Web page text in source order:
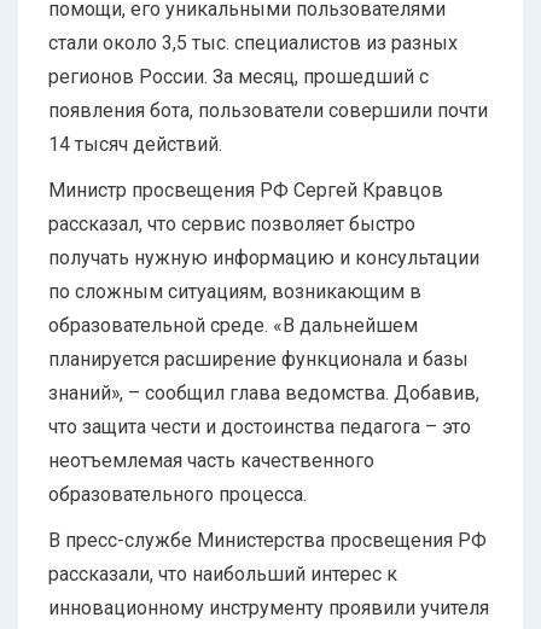
помощи, его уникальными пользователями
стали около 3,5 тыс. специалистов из разных
регионов России. За месяц, прошедший с
появления бота, пользователи совершили почти
14 тысяч действий.
Министр просвещения РФ Сергей Кравцов
рассказал, что сервис позволяет быстро
получать нужную информацию и консультации
по сложным ситуациям, возникающим в
образовательной среде. «В дальнейшем
планируется расширение функционала и базы
знаний», – сообщил глава ведомства. Добавив,
что защита чести и достоинства педагога – это
неотъемлемая часть качественного
образовательного процесса.
В пресс-службе Министерства просвещения РФ
рассказали, что наибольший интерес к
инновационному инструменту проявили учителя